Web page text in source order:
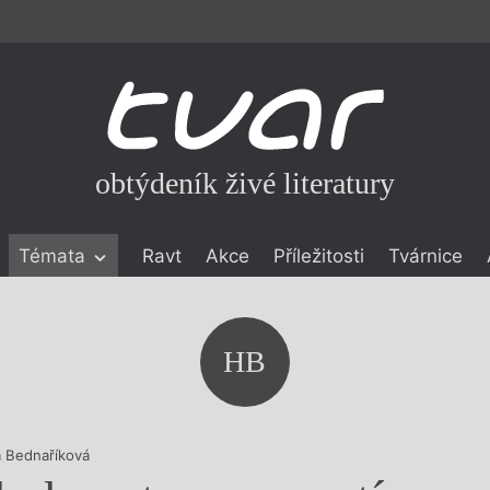
obtýdeník živé literatury
Témata Ravt Akce Příležitosti Tvárnice
HB
Bednaříková